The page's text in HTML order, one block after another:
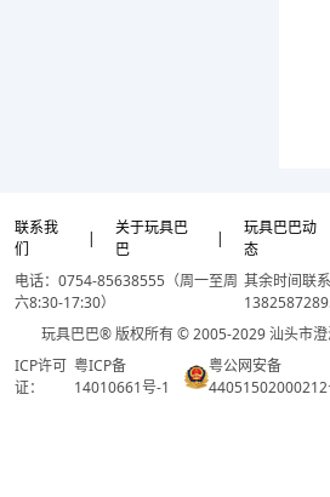
联系我
们
|
关于玩具巴
巴
|
玩具巴巴动
态
电话：0754-85638555（周一至周
六8:30-17:30）
其余时间联系
玩具巴巴® 版权所有 © 2005-2029 汕头市
ICP许可
证：
粤ICP备
14010661号-1
粤公网安备
44051502000212